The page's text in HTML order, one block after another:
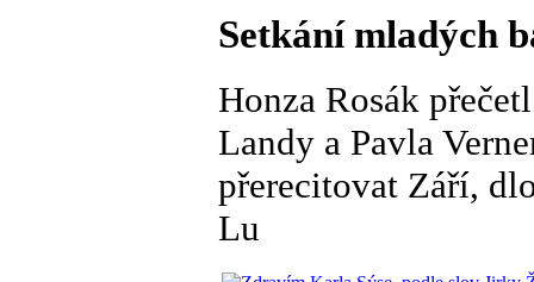
Setkání mladých
Honza Rosák
Landy a Pavla
přerecitovat Září,
Lu